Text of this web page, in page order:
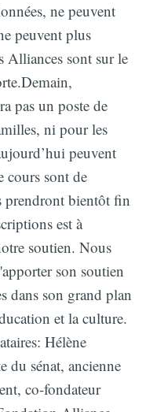
ne peuvent
peuvent plus
Alliances sont sur le
pas un poste de
ni pour les
peuvent
cours sont de
prendront bientôt fin
est à
soutien. Nous
son soutien
dans son grand plan
et la culture.
Hélène
du sénat, ancienne
co-fondateur